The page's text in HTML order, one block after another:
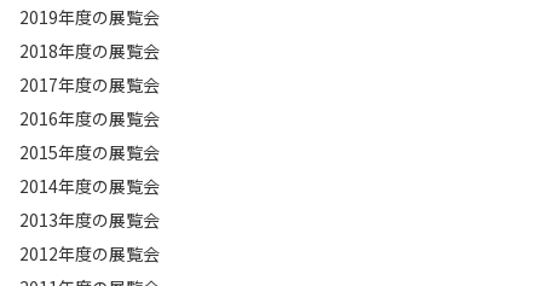
2019年度の展覧会
2018年度の展覧会
2017年度の展覧会
2016年度の展覧会
2015年度の展覧会
2014年度の展覧会
2013年度の展覧会
2012年度の展覧会